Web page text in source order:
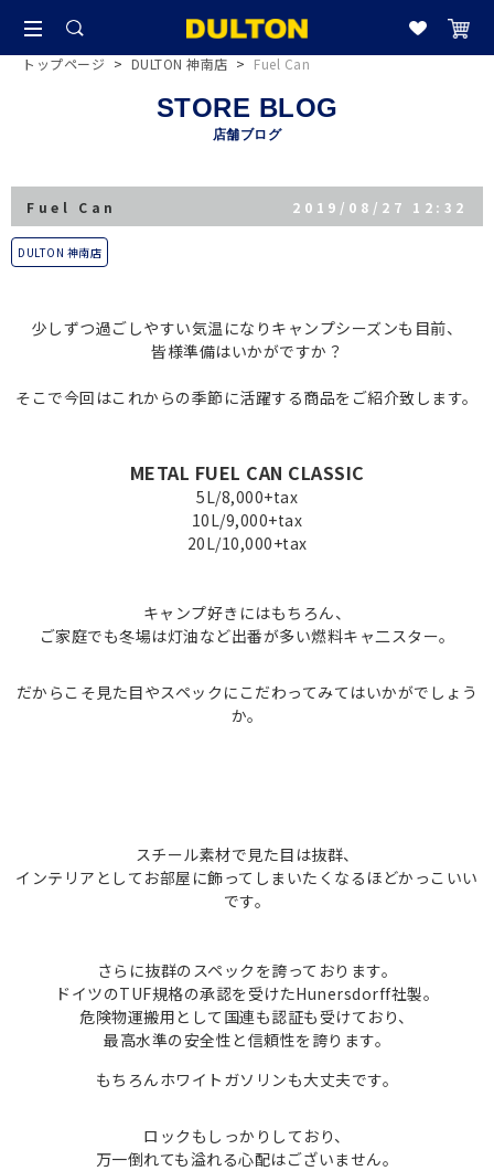
トップページ > DULTON 神南店 > Fuel Can
STORE BLOG
店舗ブログ
Fuel Can 2019/08/27 12:32
DULTON 神南店
少しずつ過ごしやすい気温になりキャンプシーズンも目前、
皆様準備はいかがですか？
そこで今回はこれからの季節に活躍する商品をご紹介致します。
METAL FUEL CAN CLASSIC
5L/8,000+tax
10L/9,000+tax
20L/10,000+tax
キャンプ好きにはもちろん、
ご家庭でも冬場は灯油など出番が多い燃料キャ二スター。
だからこそ見た目やスペックにこだわってみてはいかがでしょう
か。
スチール素材で見た目は抜群、
インテリアとしてお部屋に飾ってし まいたくなるほどかっこいい
です。
さらに抜群のスペックを誇っております。
ドイツのTUF規格の承認を受けたHunersdorff社製。
危険物運搬用として国連も認証も受けており、
最高水準の安全性と信頼性を誇ります。
もちろんホワイトガソリンも大丈夫です。
ロックもしっかりしており、
万一倒れても溢れる心配はございません。